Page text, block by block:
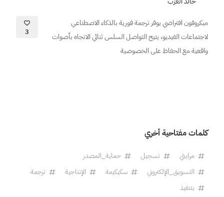
ميكروفون افتراضي يوفر ترجمة فورية بالذكاء الاصطناعي
لاجتماعات الفيديو، يتيح التواصل السلس ثنائي الاتجاه بأصوات
واقعية مع الحفاظ على الخصوصية
3
كلمات مفتاحية أخري
مرايتي تسجيل
حماية_المصدر
التسويق_الإلكتروني
سكيكيمة الإنتاجية
ترجمة
بتنفيذ